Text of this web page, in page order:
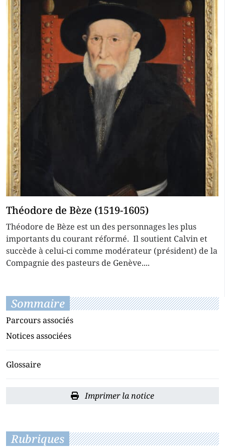
Théodore de Bèze (1519-1605)
Théodore de Bèze est un des personnages les plus
importants du courant réformé. Il soutient Calvin et
succède à celui-ci comme modérateur (président) de la
Compagnie des pasteurs de Genève....
Sommaire
Parcours associés
Notices associées
Glossaire
Imprimer la notice
Rubriques